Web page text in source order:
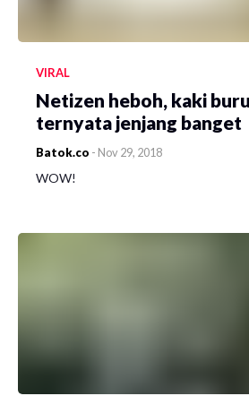
VIRAL
Netizen heboh, kaki
ternyata jenjang banget
Batok.co - Nov 29, 2018
WOW!